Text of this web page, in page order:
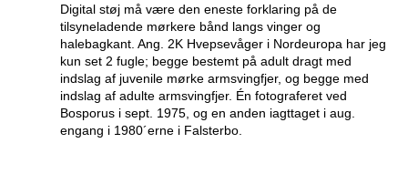
Digital støj må være den eneste forklaring på de
tilsyneladende mørkere bånd langs vinger og
halebagkant. Ang. 2K Hvepsevåger i Nordeuropa har jeg
kun set 2 fugle; begge bestemt på adult dragt med
indslag af juvenile mørke armsvingfjer, og begge med
indslag af adulte armsvingfjer. Én fotograferet ved
Bosporus i sept. 1975, og en anden iagttaget i aug.
engang i 1980´erne i Falsterbo.